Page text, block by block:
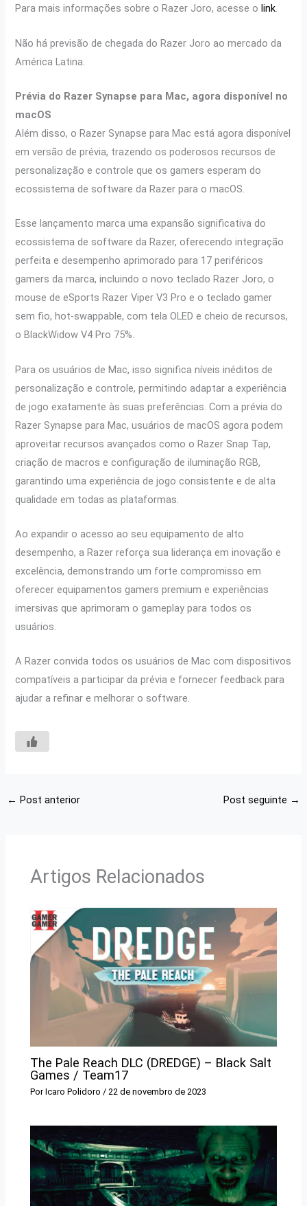
Para mais informações sobre o Razer Joro, acesse o link.
Não há previsão de chegada do Razer Joro ao mercado da
América Latina.
Prévia do Razer Synapse para Mac, agora disponível no
macOS
Além disso, o Razer Synapse para Mac está agora disponível
em versão de prévia, trazendo os poderosos recursos de
personalização e controle que os gamers esperam do
ecossistema de software da Razer para o macOS.
Esse lançamento marca uma expansão significativa do
ecossistema de software da Razer, oferecendo integração
perfeita e desempenho aprimorado para 17 periféricos
gamers da marca, incluindo o novo teclado Razer Joro, o
mouse de eSports Razer Viper V3 Pro e o teclado gamer
sem fio, hot-swappable, com tela OLED e cheio de recursos,
o BlackWidow V4 Pro 75%.
Para os usuários de Mac, isso significa níveis inéditos de
personalização e controle, permitindo adaptar a experiência
de jogo exatamente às suas preferências. Com a prévia do
Razer Synapse para Mac, usuários de macOS agora podem
aproveitar recursos avançados como o Razer Snap Tap,
criação de macros e configuração de iluminação RGB,
garantindo uma experiência de jogo consistente e de alta
qualidade em todas as plataformas.
Ao expandir o acesso ao seu equipamento de alto
desempenho, a Razer reforça sua liderança em inovação e
excelência, demonstrando um forte compromisso em
oferecer equipamentos gamers premium e experiências
imersivas que aprimoram o gameplay para todos os
usuários.
A Razer convida todos os usuários de Mac com dispositivos
compatíveis a participar da prévia e fornecer feedback para
ajudar a refinar e melhorar o software.
← Post anterior Post seguinte →
Artigos Relacionados
The Pale Reach DLC (DREDGE) – Black Salt
Games / Team17
PorIcaro Polidoro/22 de novembro de 2023